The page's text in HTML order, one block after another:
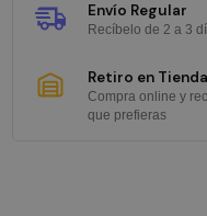
Envío Regular
Recíbelo de 2 a 3
Retiro en Tienda
Compra online y
que prefieras